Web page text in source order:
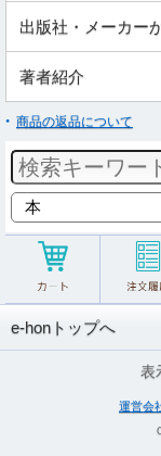
出版社・メーカー
著者紹介
商品の返品について
e-honトップへ
表
運営会